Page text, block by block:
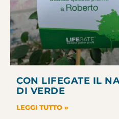
CON LIFEGATE IL
DI VERDE
LEGGI TUTTO »